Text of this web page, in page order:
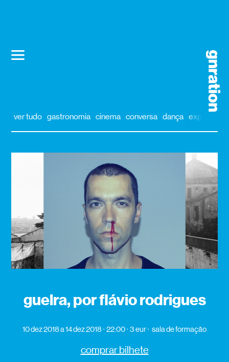
ver tudo gastronomia cinema conversa dança exposição
guelra, por flávio rodrigues
10 dez 2018a 14 dez 2018 22:00 3 eur sala de formação
comprar bilhete